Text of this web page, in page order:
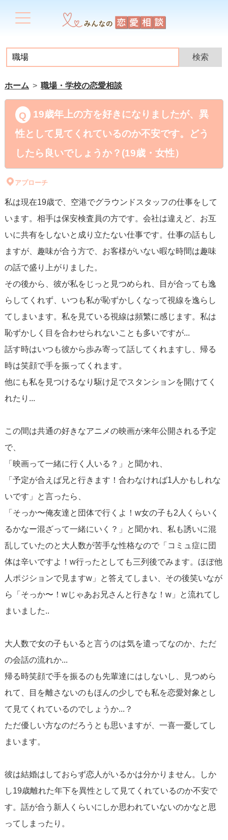
ホーム 職場・学校の恋愛相談
19歳年上の方を好きになりましたが、異
性として見てくれているのか不安です。どう
したら良いでしょうか？(19歳・女性）
アプローチ
私は現在19歳で、空港でグラウンドスタッフの仕事をして
います。相手は保安検査員の方です。会社は違えど、お互
いに共有をしないと成り立たない仕事です。仕事の話もし
ますが、趣味が合う方で、お客様がいない暇な時間は趣味
の話で盛り上がりました。
その後から、彼が私をじっと見つめられ、目が合っても逸
らしてくれず、いつも私が恥ずかしくなって視線を逸らし
てしまいます。私を見ている視線は頻繁に感じます。私は
恥ずかしく目を合わせられないことも多いですが...
話す時はいつも彼から歩み寄って話してくれますし、帰る
時は笑顔で手を振ってくれます。
他にも私を見つけるなり駆け足でスタンションを開けてく
れたり...
この間は共通の好きなアニメの映画が来年公開される予定
で、
「映画って一緒に行く人いる？」と聞かれ、
「予定が合えば兄と行きます！合わなければ1人かもしれな
いです」と言ったら、
「そっか〜俺友達と団体で行くよ！w女の子も2人くらいく
るかなー混ざって一緒にいく？」と聞かれ、私も誘いに混
乱していたのと大人数が苦手な性格なので「コミュ症に団
体は辛いですよ！w行ったとしても三列後でみます。ほぼ他
人ポジションで見ますw」と答えてしまい、その後笑いなが
ら「そっか〜！wじゃあお兄さんと行きな！w」と流れてし
まいました..
大人数で女の子もいると言うのは気を遣ってなのか、ただ
の会話の流れか...
帰る時笑顔で手を振るのも先輩達にはしないし、見つめら
れて、目を離さないのもほんの少しでも私を恋愛対象とし
て見てくれているのでしょうか...？
ただ優しい方なのだろうとも思いますが、一喜一憂してし
まいます。
彼は結婚はしておらず恋人がいるかは分かりません。しか
し19歳離れた年下を異性として見てくれているのか不安で
す。話が合う新人くらいにしか思われていないのかなと思
ってしまったり。